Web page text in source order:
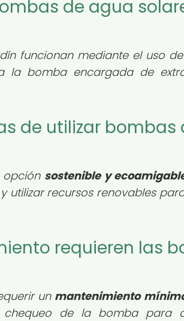
de agua
funcionan mediante el uso
la bomba encargada de
de utilizar bombas
sostenible y
utilizar recursos renovables
requieren las
un mantenimiento
de la bomba para